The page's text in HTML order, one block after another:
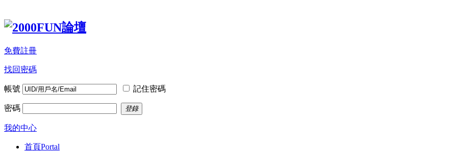
免費註冊
找回密碼
帳號 記住密碼
密碼 登錄
我的中心
首頁Portal